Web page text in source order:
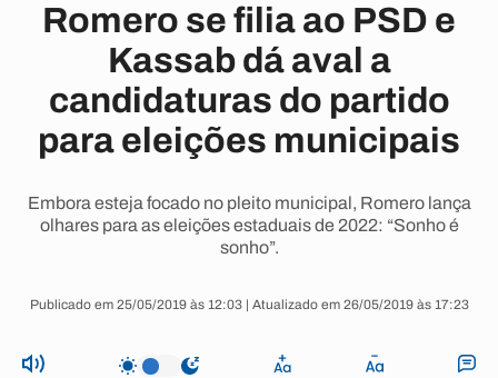
Romero se filia ao PSD e
Kassab dá aval a
candidaturas do partido
para eleições municipais
Embora esteja focado no pleito municipal, Romero lança
olhares para as eleições estaduais de 2022: “Sonho é
sonho”.
Publicado em 25/05/2019 às 12:03 | Atualizado em 26/05/2019 às 17:23